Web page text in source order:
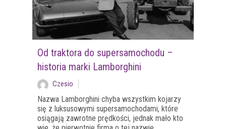
Od traktora do supersamochodu –
historia marki Lamborghini
Czesio
Nazwa Lamborghini chyba wszystkim kojarzy
się z luksusowymi supersamochodami, które
osiągają zawrotne prędkości, jednak mało kto